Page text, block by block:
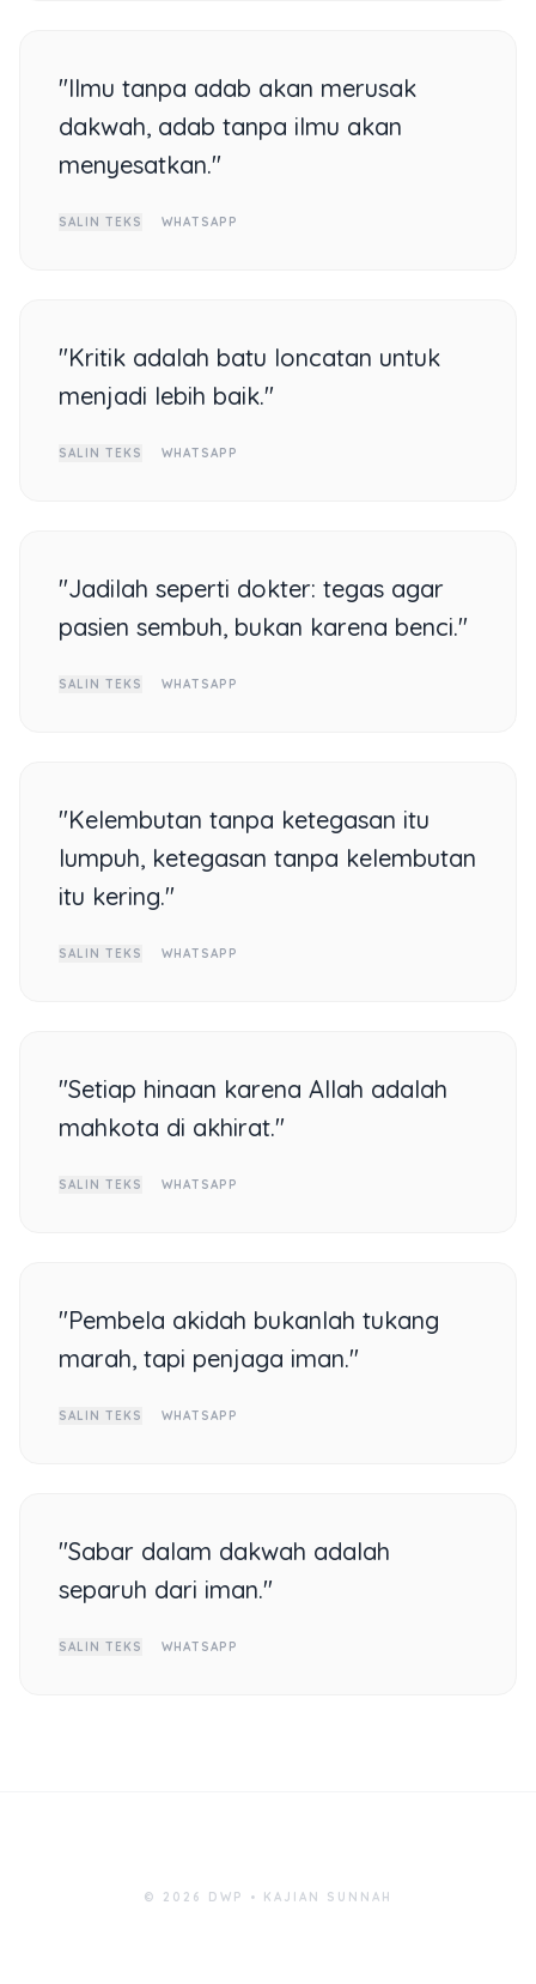
"Ilmu tanpa adab akan merusak
dakwah, adab tanpa ilmu akan
menyesatkan."
SALIN TEKS WHATSAPP
"Kritik adalah batu loncatan untuk
menjadi lebih baik."
SALIN TEKS WHATSAPP
"Jadilah seperti dokter: tegas agar
pasien sembuh, bukan karena benci."
SALIN TEKS WHATSAPP
"Kelembutan tanpa ketegasan itu
lumpuh, ketegasan tanpa kelembutan
itu kering."
SALIN TEKS WHATSAPP
"Setiap hinaan karena Allah adalah
mahkota di akhirat."
SALIN TEKS WHATSAPP
"Pembela akidah bukanlah tukang
marah, tapi penjaga iman."
SALIN TEKS WHATSAPP
"Sabar dalam dakwah adalah
separuh dari iman."
SALIN TEKS WHATSAPP
© 2026 DWP • KAJIAN SUNNAH